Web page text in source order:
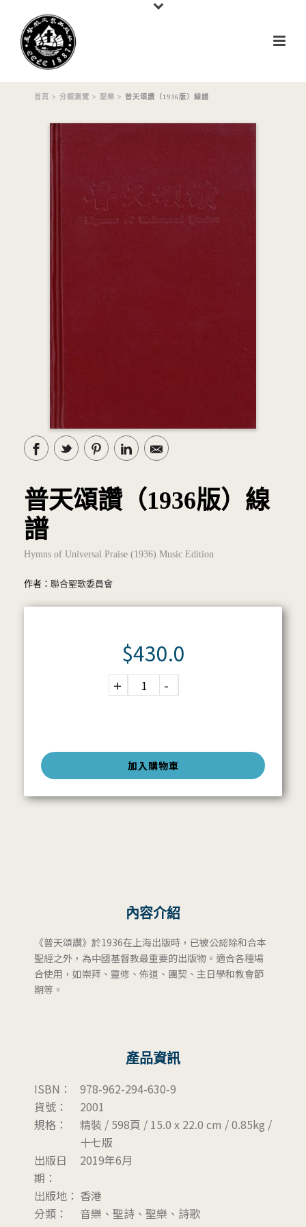
首頁 > 分類瀏覽 > 聖樂 > 普天頌讚（1936版）線譜
普天頌讚（1936版）線
譜
Hymns of Universal Praise (1936) Music Edition
作者： 聯合聖歌委員會
加入購物車
$430.0
內容介紹
《普天頌讚》於1936在上海出版時，已被公認除和合本
聖經之外，為中國基督教最重要的出版物。適合各種場
合使用，如崇拜、靈修、佈道、團契、主日學和教會節
期等。
產品資訊
ISBN：
978-962-294-630-9
貨號：
2001
規格：
精裝 / 598頁 / 15.0 x 22.0 cm / 0.85kg /
十七版
出版日
期：
2019年6月
出版地： 香港
分類：
音樂、聖詩、聖樂、詩歌